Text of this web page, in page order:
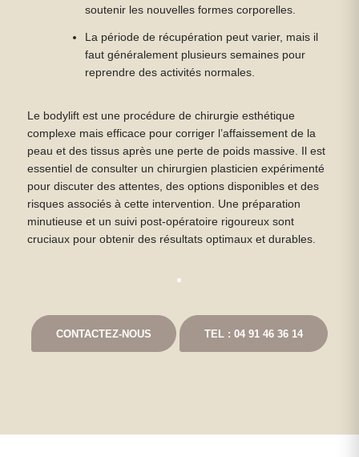
soutenir les nouvelles formes corporelles.
La période de récupération peut varier, mais il
faut généralement plusieurs semaines pour
reprendre des activités normales.
Le bodylift est une procédure de chirurgie esthétique
complexe mais efficace pour corriger l’affaissement de la
peau et des tissus après une perte de poids massive. Il est
essentiel de consulter un chirurgien plasticien expérimenté
pour discuter des attentes, des options disponibles et des
risques associés à cette intervention. Une préparation
minutieuse et un suivi post-opératoire rigoureux sont
cruciaux pour obtenir des résultats optimaux et durables.
CONTACTEZ-NOUS TEL : 04 91 46 36 14